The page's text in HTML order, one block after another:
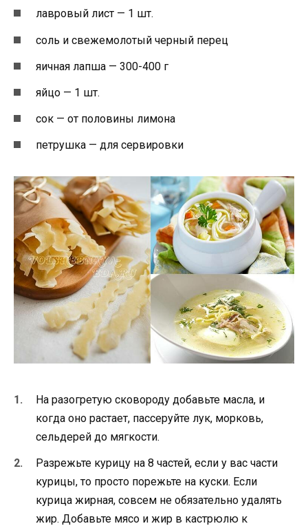
лавровый лист — 1 шт.
соль и свежемолотый черный перец
яичная лапша — 300-400 г
яйцо — 1 шт.
сок — от половины лимона
петрушка — для сервировки
На разогретую сковороду добавьте масла, и
когда оно растает, пассеруйте лук, морковь,
сельдерей до мягкости.
Разрежьте курицу на 8 частей, если у вас части
курицы, то просто порежьте на куски. Если
курица жирная, совсем не обязательно удалять
жир. Добавьте мясо и жир в кастрюлю к